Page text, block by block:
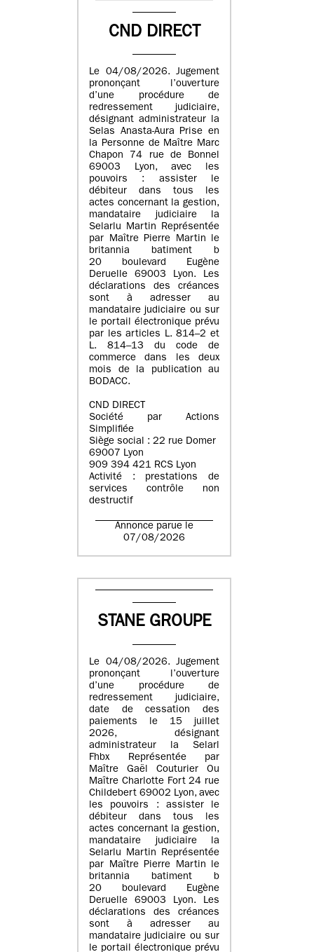
CND DIRECT
Le 04/08/2026. Jugement
prononçant l’ouverture
d’une procédure de
redressement judiciaire,
désignant administrateur la
Selas Anasta-Aura Prise en
la Personne de Maître Marc
Chapon 74 rue de Bonnel
69003 Lyon, avec les
pouvoirs : assister le
débiteur dans tous les
actes concernant la gestion,
mandataire judiciaire la
Selarlu Martin Représentée
par Maître Pierre Martin le
britannia batiment b
20 boulevard Eugène
Deruelle 69003 Lyon. Les
déclarations des créances
sont à adresser au
mandataire judiciaire ou sur
le portail électronique prévu
par les articles L. 814–2 et
L. 814–13 du code de
commerce dans les deux
mois de la publication au
BODACC.
CND DIRECT
Société par Actions
Simplifiée
Siège social : 22 rue Domer
69007 Lyon
909 394 421 RCS Lyon
Activité : prestations de
services contrôle non
destructif
Annonce parue le
07/08/2026
STANE GROUPE
Le 04/08/2026. Jugement
prononçant l’ouverture
d’une procédure de
redressement judiciaire,
date de cessation des
paiements le 15 juillet
2026, désignant
administrateur la Selarl
Fhbx Représentée par
Maître Gaël Couturier Ou
Maître Charlotte Fort 24 rue
Childebert 69002 Lyon, avec
les pouvoirs : assister le
débiteur dans tous les
actes concernant la gestion,
mandataire judiciaire la
Selarlu Martin Représentée
par Maître Pierre Martin le
britannia batiment b
20 boulevard Eugène
Deruelle 69003 Lyon. Les
déclarations des créances
sont à adresser au
mandataire judiciaire ou sur
le portail électronique prévu